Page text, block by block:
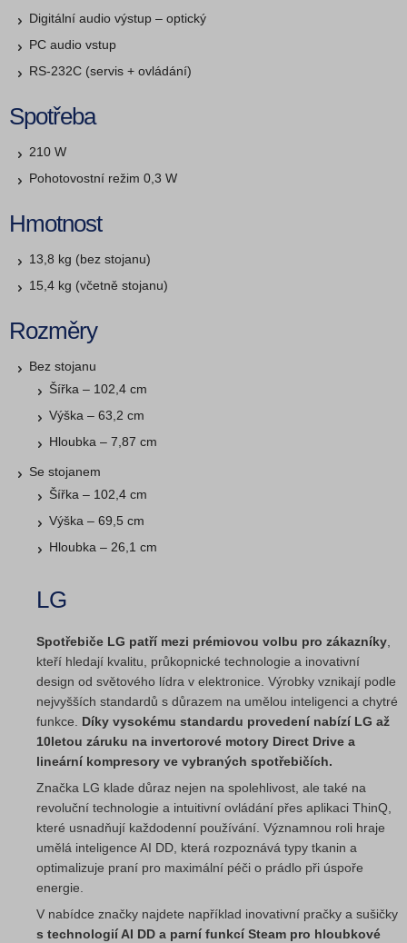
Digitální audio výstup – optický
PC audio vstup
RS-232C (servis + ovládání)
Spotřeba
210 W
Pohotovostní režim 0,3 W
Hmotnost
13,8 kg (bez stojanu)
15,4 kg (včetně stojanu)
Rozměry
Bez stojanu
Šířka – 102,4 cm
Výška – 63,2 cm
Hloubka – 7,87 cm
Se stojanem
Šířka – 102,4 cm
Výška – 69,5 cm
Hloubka – 26,1 cm
LG
Spotřebiče LG patří mezi prémiovou volbu pro zákazníky
kteří hledají kvalitu, průkopnické technologie a inovativní
design od světového lídra v elektronice. Výrobky vznikají podle
nejvyšších standardů s důrazem na umělou inteligenci a chytré
funkce. Díky vysokému standardu provedení nabízí LG až
10letou záruku na invertorové motory Direct Drive a
lineární kompresory ve vybraných spotřebičích.
Značka LG klade důraz nejen na spolehlivost, ale také na
revoluční technologie a intuitivní ovládání přes aplikaci ThinQ,
které usnadňují každodenní používání. Významnou roli hraje
umělá inteligence AI DD, která rozpoznává typy tkanin a
optimalizuje praní pro maximální péči o prádlo při úspoře
energie.
V nabídce značky najdete například inovativní pračky a sušičky
s technologií AI DD a parní funkcí Steam pro hloubkové